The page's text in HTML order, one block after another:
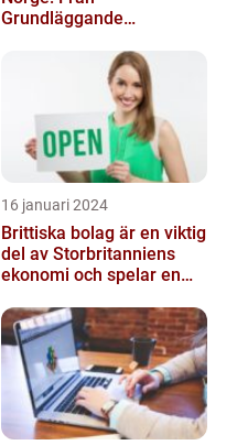
Grundläggande
Kvantitativa Mätningar
16 januari 2024
Brittiska bolag är en viktig
del av Storbritanniens
ekonomi och spelar en
landets...